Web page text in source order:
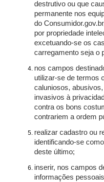
destrutivo ou que
permanente nos
do
por propriedade
excetuando-se os
carregamento seja o
nos campos
utilizar-se de termos
caluniosos,
invasivos à
contra os bons
contrariem a ordem
realizar cadastro ou
identificando-se
deste último;
inserir, nos campos
informações